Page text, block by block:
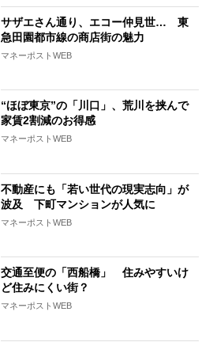
サザエさん通り、エコー仲見世… 東
急田園都市線の商店街の魅力
マネーポストWEB
“ほぼ東京”の「川口」、荒川を挟んで
家賃2割減のお得感
マネーポストWEB
不動産にも「若い世代の現実志向」が
波及 下町マンションが人気に
マネーポストWEB
交通至便の「西船橋」 住みやすいけ
ど住みにくい街？
マネーポストWEB